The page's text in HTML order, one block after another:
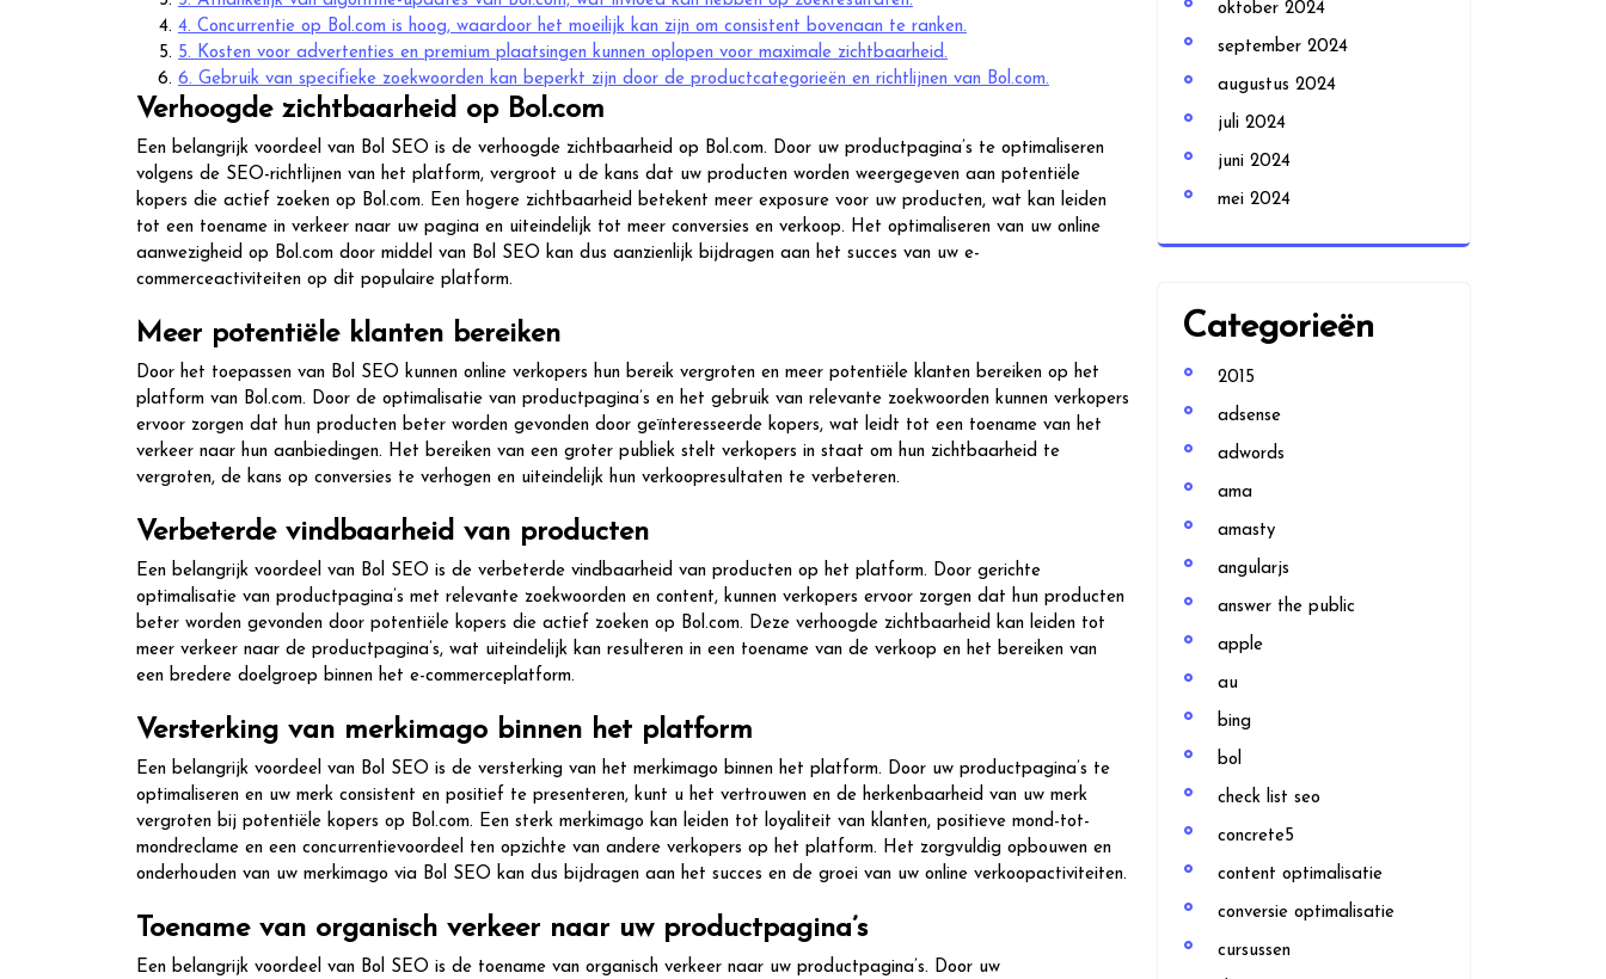
4. Concurrentie op Bol.com is hoog, waardoor het moeilijk kan zijn om consistent bovenaan te ranken.
5. Kosten voor advertenties en premium plaatsingen kunnen oplopen voor maximale zichtbaarheid.
6. Gebruik van specifieke zoekwoorden kan beperkt zijn door de productcategorieën en richtlijnen van Bol.com.
Verhoogde zichtbaarheid op Bol.com
Een belangrijk voordeel van Bol SEO is de verhoogde zichtbaarheid op Bol.com. Door uw productpagina’s te optimaliseren
volgens de SEO-richtlijnen van het platform, vergroot u de kans dat uw producten worden weergegeven aan potentiële
kopers die actief zoeken op Bol.com. Een hogere zichtbaarheid betekent meer exposure voor uw producten, wat kan leiden
tot een toename in verkeer naar uw pagina en uiteindelijk tot meer conversies en verkoop. Het optimaliseren van uw online
aanwezigheid op Bol.com door middel van Bol SEO kan dus aanzienlijk bijdragen aan het succes van uw e-
commerceactiviteiten op dit populaire platform.
Meer potentiële klanten bereiken
Door het toepassen van Bol SEO kunnen online verkopers hun bereik vergroten en meer potentiële klanten bereiken op het
platform van Bol.com. Door de optimalisatie van productpagina’s en het gebruik van relevante zoekwoorden kunnen verkopers
ervoor zorgen dat hun producten beter worden gevonden door geïnteresseerde kopers, wat leidt tot een toename van het
verkeer naar hun aanbiedingen. Het bereiken van een groter publiek stelt verkopers in staat om hun zichtbaarheid te
vergroten, de kans op conversies te verhogen en uiteindelijk hun verkoopresultaten te verbeteren.
Verbeterde vindbaarheid van producten
Een belangrijk voordeel van Bol SEO is de verbeterde vindbaarheid van producten op het platform. Door gerichte
optimalisatie van productpagina’s met relevante zoekwoorden en content, kunnen verkopers ervoor zorgen dat hun producten
beter worden gevonden door potentiële kopers die actief zoeken op Bol.com. Deze verhoogde zichtbaarheid kan leiden tot
meer verkeer naar de productpagina’s, wat uiteindelijk kan resulteren in een toename van de verkoop en het bereiken van
een bredere doelgroep binnen het e-commerceplatform.
Versterking van merkimago binnen het platform
Een belangrijk voordeel van Bol SEO is de versterking van het merkimago binnen het platform. Door uw productpagina’s te
optimaliseren en uw merk consistent en positief te presenteren, kunt u het vertrouwen en de herkenbaarheid van uw merk
vergroten bij potentiële kopers op Bol.com. Een sterk merkimago kan leiden tot loyaliteit van klanten, positieve mond-tot-
mondreclame en een concurrentievoordeel ten opzichte van andere verkopers op het platform. Het zorgvuldig opbouwen en
onderhouden van uw merkimago via Bol SEO kan dus bijdragen aan het succes en de groei van uw online verkoopactiviteiten.
Toename van organisch verkeer naar uw productpagina’s
Een belangrijk voordeel van Bol SEO is de toename van organisch verkeer naar uw productpagina’s. Door uw
oktober 2024
september 2024
augustus 2024
juli 2024
juni 2024
mei 2024
Categorieën
2015
adsense
adwords
ama
amasty
angularjs
answer the public
apple
au
bing
bol
check list seo
concrete5
content optimalisatie
conversie optimalisatie
cursussen